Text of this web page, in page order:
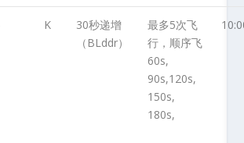
K
30秒递增
（BLddr）
最多5次飞
行，顺序飞
60s,
90s,120s,
150s,
180s,